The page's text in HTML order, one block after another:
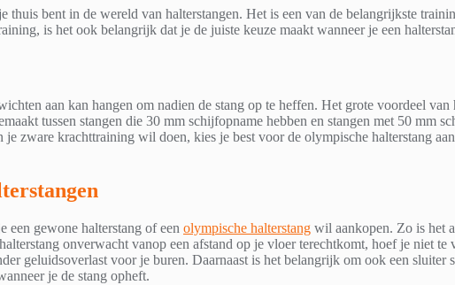
bent in de wereld van halterstangen. Het is een van de belangrijkste
is het ook belangrijk dat je de juiste keuze maakt wanneer je een
aan kan hangen om nadien de stang op te heffen. Het grote voordeel van
tussen stangen die 30 mm schijfopname hebben en stangen met 50 mm
zware krachttraining wil doen, kies je best voor de olympische halterstang
een gewone halterstang of een olympische halterstang wil aankopen. Zo is het
onverwacht vanop een afstand op je vloer terechtkomt, hoef je niet
geluidsoverlast voor je buren. Daarnaast is het belangrijk om ook een sluiter
je de stang opheft.